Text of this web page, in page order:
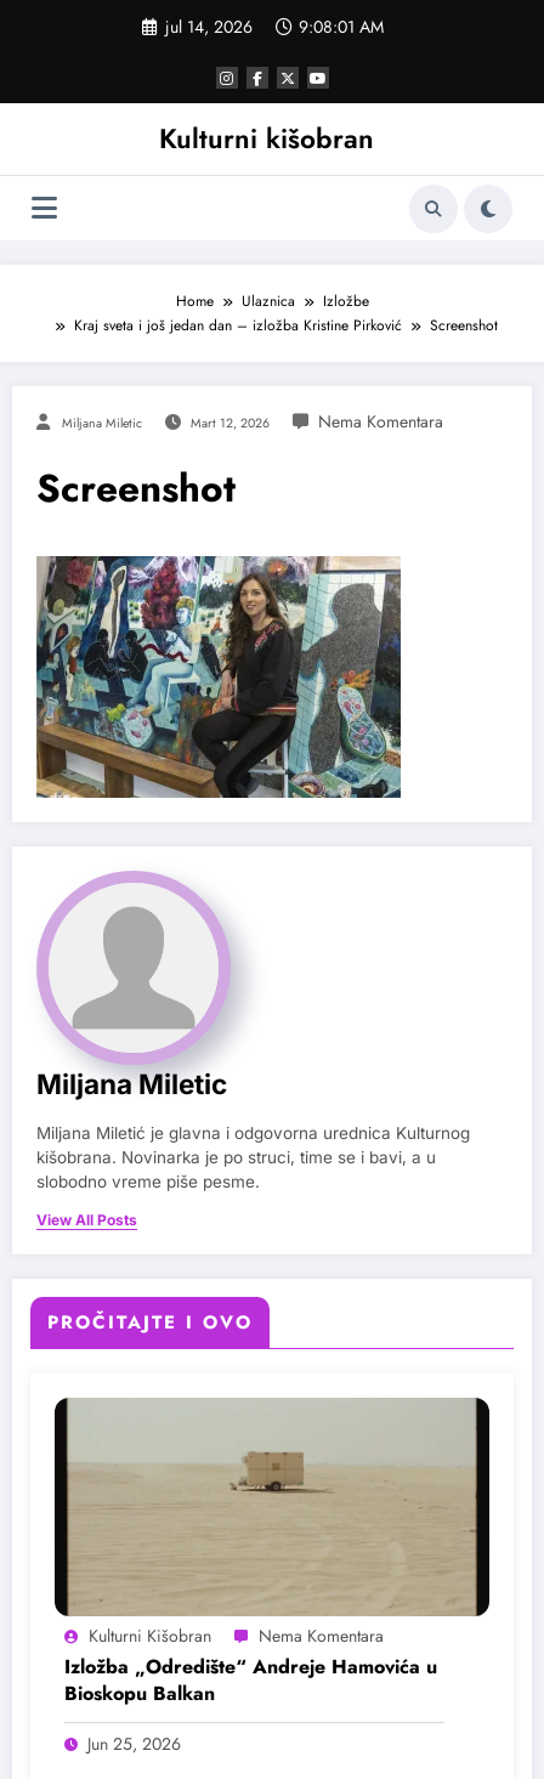
jul 14, 2026 9:08:01 AM
Kulturni kišobran
Home Ulaznica
Izložbe
Kraj sveta i još jedan dan – izložba Kristine Pirković
Screenshot
Miljana Miletic Mart 12, 2026
Screenshot
Miljana Miletic
Miljana Miletić je glavna i odgovorna urednica Kulturnog
kišobrana. Novinarka je po struci, time se i bavi, a u
slobodno vreme piše pesme.
View All Posts
PROČITAJTE I OVO
Kulturni Kišobran
Izložba „Odredište“ Andreje Hamovića u
Bioskopu Balkan
Jun 25, 2026